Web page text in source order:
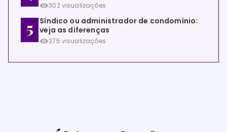
302 visualizações
Síndico ou administrador de condomínio:
veja as diferenças
275 visualizações